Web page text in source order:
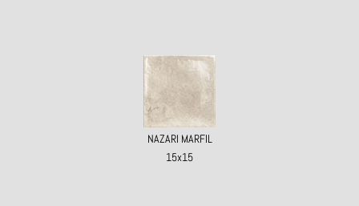
NAZARI MARFIL
15x15